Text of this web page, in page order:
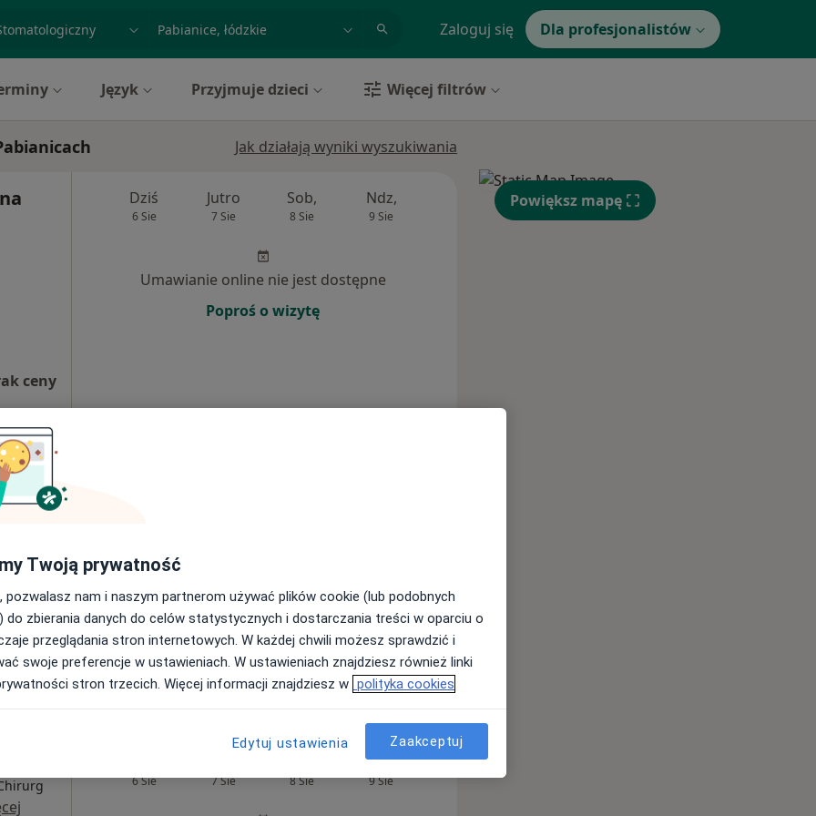
miasto lub dzielnica Zaloguj się Dla profesjonalistów
Język Przyjmuje dzieci Więcej filtrów
Jak działają wyniki wyszukiwania
ceny
Dziś
6 Sie
Jutro
7 Sie
Sob,
8 Sie
Ndz,
9 Sie
Wt, Śr,
Umawianie online nie jest dostępne
Poproś o wizytę
300 zł
Umawianie online nie jest dostępne
Poproś o wizytę
6 Sie 7 Sie 8 Sie
Ndz,
9 Sie
Pon,
10 Sie
Powiększ mapę
Twoją prywatność
pozwalasz nam i naszym partnerom używać plików cookie (lub podobnych
do zbierania danych do celów statystycznych i dostarczania treści w oparciu o
przeglądania stron internetowych. W każdej chwili możesz sprawdzić i
swoje preferencje w ustawieniach. W ustawieniach znajdziesz również linki
stron trzecich. Więcej informacji znajdziesz w polityka cookies
Edytuj ustawienia Zaakceptuj